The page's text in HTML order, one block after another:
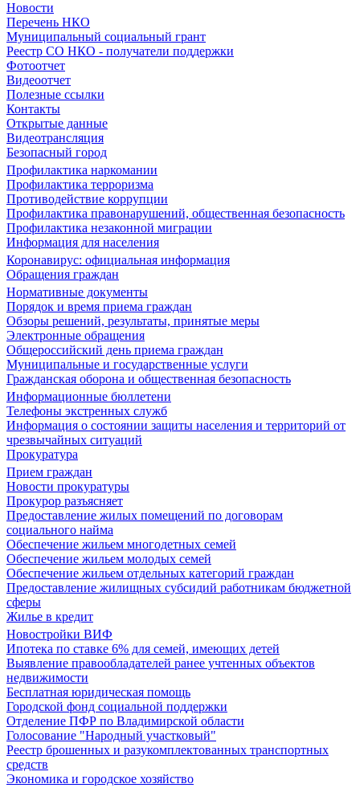
Новости
Перечень НКО
Муниципальный социальный грант
Реестр СО НКО - получатели поддержки
Фотоотчет
Видеоотчет
Полезные ссылки
Контакты
Открытые данные
Видеотрансляция
Безопасный город
Профилактика наркомании
Профилактика терроризма
Противодействие коррупции
Профилактика правонарушений, общественная безопасность
Профилактика незаконной миграции
Информация для населения
Коронавирус: официальная информация
Обращения граждан
Нормативные документы
Порядок и время приема граждан
Обзоры решений, результаты, принятые меры
Электронные обращения
Общероссийский день приема граждан
Муниципальные и государственные услуги
Гражданская оборона и общественная безопасность
Информационные бюллетени
Телефоны экстренных служб
Информация о состоянии защиты населения и территорий от
чрезвычайных ситуаций
Прокуратура
Прием граждан
Новости прокуратуры
Прокурор разъясняет
Предоставление жилых помещений по договорам
социального найма
Обеспечение жильем многодетных семей
Обеспечение жильем молодых семей
Обеспечение жильем отдельных категорий граждан
Предоставление жилищных субсидий работникам бюджетной
сферы
Жилье в кредит
Новостройки ВИФ
Ипотека по ставке 6% для семей, имеющих детей
Выявление правообладателей ранее учтенных объектов
недвижимости
Бесплатная юридическая помощь
Городской фонд социальной поддержки
Отделение ПФР по Владимирской области
Голосование "Народный участковый"
Реестр брошенных и разукомплектованных транспортных
средств
Экономика и городское хозяйство